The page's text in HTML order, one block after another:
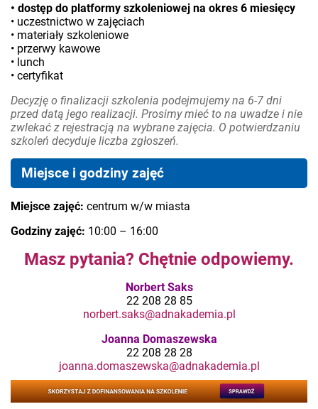
• dostęp do platformy szkoleniowej na okres 6 miesięcy
• uczestnictwo w zajęciach
• materiały szkoleniowe
• przerwy kawowe
• lunch
• certyfikat
Decyzję o finalizacji szkolenia podejmujemy na 6-7 dni
przed datą jego realizacji. Prosimy mieć to na uwadze i nie
zwlekać z rejestracją na wybrane zajęcia. O potwierdzaniu
szkoleń decyduje liczba zgłoszeń.
Miejsce i godziny zajęć
Miejsce zajęć: centrum w/w miasta
Godziny zajęć: 10:00 – 16:00
Masz pytania? Chętnie odpowiemy.
Norbert Saks
22 208 28 85
norbert.saks@adnakademia.pl
Joanna Domaszewska
22 208 28 28
joanna.domaszewska@adnakademia.pl